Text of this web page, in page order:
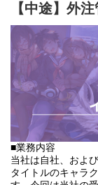
■詳細
・背景デザイン
を占める重要なパ
・コンセプトアー
アニメ制作会社で
ある方のご応募大
■職務の変更範囲
会社の定める職種
■就業場所の変更範囲
会社の定める場所
【中途】外
■業務内容
当社は自社、およ
タイトルのキャラ